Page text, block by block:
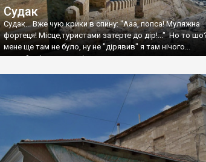
Судак
Судак... Вже чую крики в спину: "Ааа, попса! Муляжна
фортеця! Місце,туристами затерте до дір!..." Но то
мене ще там не було, ну не "дірявив" я там нічого...
принаймні до цього літа.